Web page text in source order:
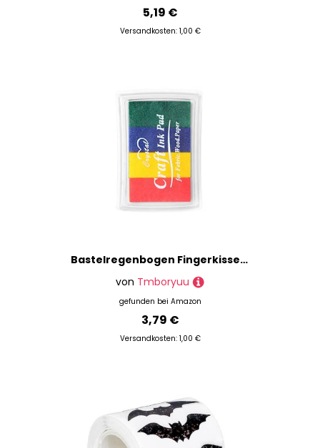
5,19 €
Versandkosten: 1,00 €
Bastelregenbogen Fingerkissen Briefmarken Partner Multicolor Bastelstempel Für Kinder Waschbar 4 Farbsystem Fingerfarben Ungiftiges Waschkind
von Tmboryuu
gefunden bei Amazon
3,79 €
Versandkosten: 1,00 €